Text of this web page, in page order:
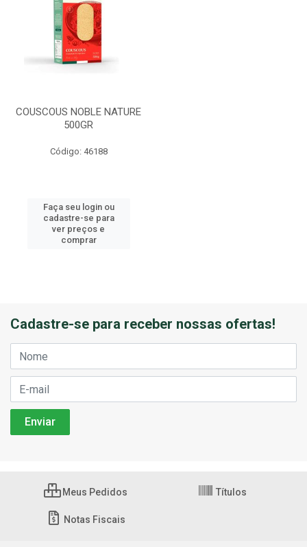
COUSCOUS NOBLE NATURE
500GR
Código: 46188
Faça seu login ou
cadastre-se para
ver preços e
comprar
Cadastre-se para receber nossas ofertas!
Meus Pedidos Títulos
Notas Fiscais